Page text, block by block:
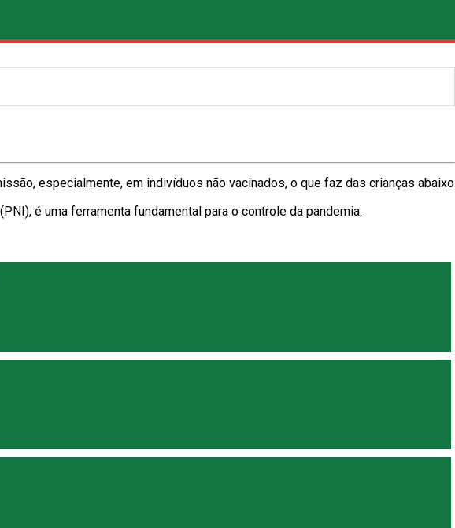
especialmente, em indivíduos não vacinados, o que faz das crianças abaixo
é uma ferramenta fundamental para o controle da pandemia.